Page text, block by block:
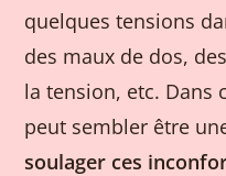
quelques tensions
des maux de dos,
la tension, etc. Dans
peut sembler être
soulager ces